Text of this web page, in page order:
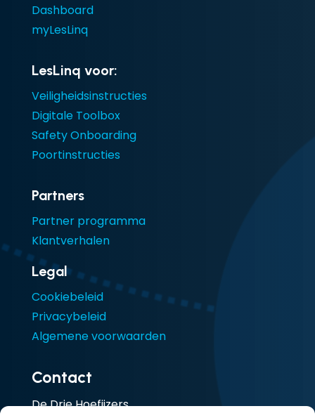
Dashboard
myLesLinq
LesLinq voor:
Veiligheidsinstructies
Digitale Toolbox
Safety Onboarding
Poortinstructies
Partners
Partner programma
Klantverhalen
Legal
Cookiebeleid
Privacybeleid
Algemene voorwaarden
Contact
De Drie Hoefijzers